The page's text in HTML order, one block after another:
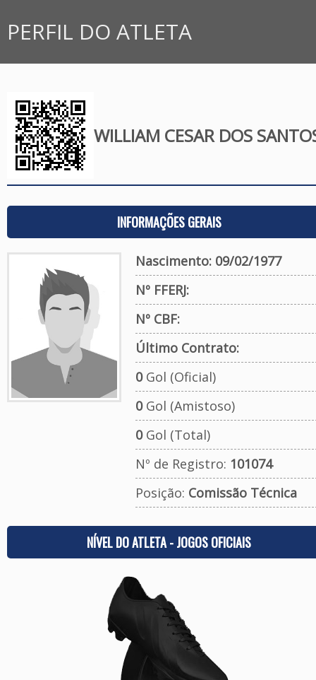
PERFIL DO ATLETA
WILLIAM CESAR DOS
INFORMAÇÕES GERAIS
Nascimento: 09/02/1977
Nº FFERJ:
Nº CBF:
Último Contrato:
0Gol (Oficial)
0Gol (Amistoso)
0Gol (Total)
Nº de Registro: 101074
Posição: Comissão Técnica
NÍVEL DO ATLETA - JOGOS OFICIAIS